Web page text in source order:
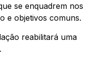
se enquadrem nos
e objetivos comuns.
reabilitará uma